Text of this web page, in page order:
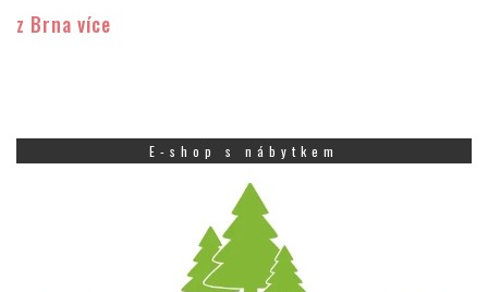
z Brna více
E-shop s nábytkem